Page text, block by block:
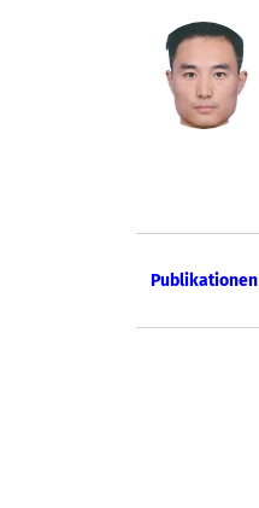
Publikationen